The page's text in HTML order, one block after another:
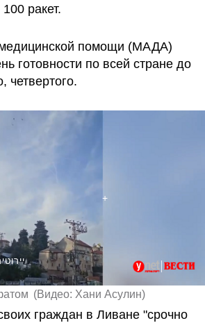
ракет.
помощи (МАДА)
готовности по всей стране до
четвертого.
(Видео: Хани Асулин)
граждан в Ливане "срочно